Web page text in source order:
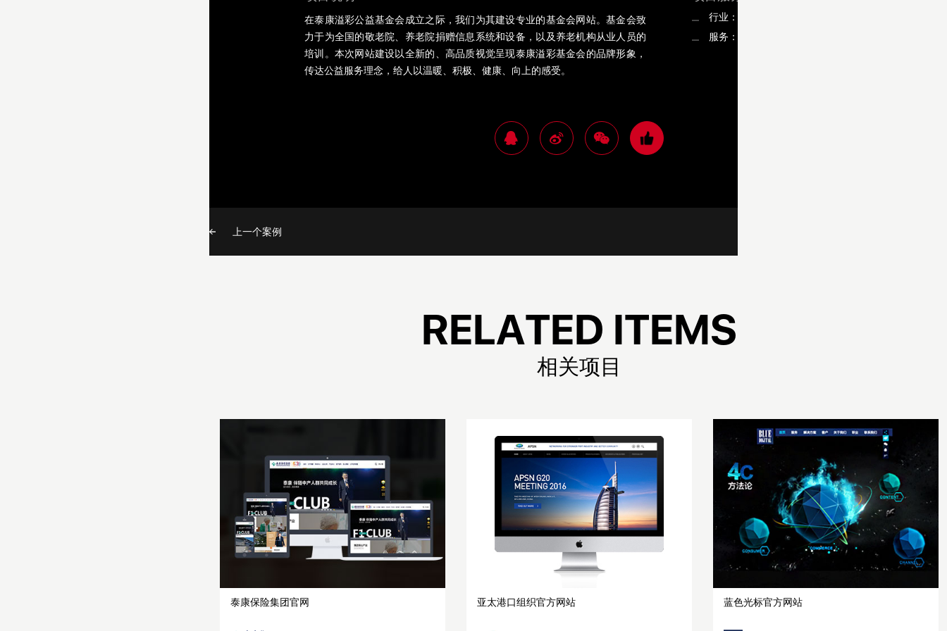
在泰康溢彩公益基金会成立之际，我们为其建设专业的基金会网站。基金会致
力于为全国的敬老院、养老院捐赠信息系统和设备，以及养老机构从业人员的
培训。本次网站建设以全新的、高品质视觉呈现泰康溢彩基金会的品牌形象，
传达公益服务理念，给人以温暖、积极、健康、向上的感受。
行业：金融保险
服务：UI界面
上一个案例
RELATED ITEMS
相关项目
泰康保险集团官网 亚太港口组织官方网站 蓝色光标官方网站